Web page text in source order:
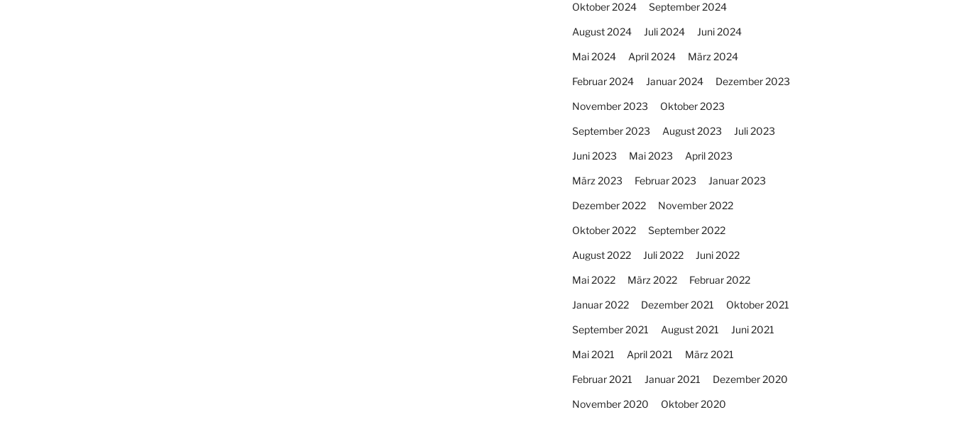
Oktober 2024 September 2024
August 2024 Juli 2024 Juni 2024
Mai 2024 April 2024 März 2024
Februar 2024 Januar 2024 Dezember 2023
November 2023 Oktober 2023
September 2023 August 2023 Juli 2023
Juni 2023 Mai 2023 April 2023
März 2023 Februar 2023 Januar 2023
Dezember 2022 November 2022
Oktober 2022 September 2022
August 2022 Juli 2022 Juni 2022
Mai 2022 März 2022 Februar 2022
Januar 2022 Dezember 2021 Oktober 2021
September 2021 August 2021 Juni 2021
Mai 2021 April 2021 März 2021
Februar 2021 Januar 2021 Dezember 2020
November 2020 Oktober 2020